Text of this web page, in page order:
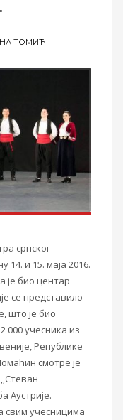
ТОМИЋ
српског
14. и 15. маја 2016.
је био центар
се представило
што је био
000 учесника из
Републике
смотре је
Аустрије.
свим учесницима